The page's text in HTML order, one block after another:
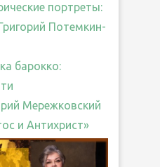
портреты:
Потемкин-
барокко:
Мережковский
и Антихрист»